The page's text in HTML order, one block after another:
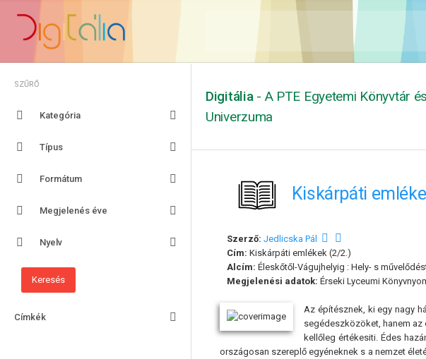
SZŰRŐ
Kategória
Típus
Formátum
Megjelenés éve
Nyelv
Címkék
Digitália - A PTE Egyetemi Könyvtár
Univerzuma
Kiskárpáti
Szerző: Jedlicska Pál
Cím: Kiskárpáti emlékek (2/2.)
Alcím: Éleskőtől-Vágujhelyig : Hely- s
Megjelenési adatok: Érseki Lyceumi
Az építésznek, ki egy nagy
segédeszközöket, hanem
kellőleg értékesiti. Édes
országosan szereplő egyéneknek s a nemzet